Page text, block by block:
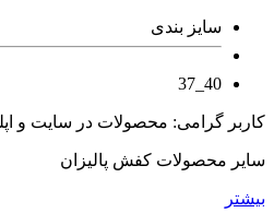
سایز بندی
40_37
کاربر گرامی: محصولات در سایت و
سایر محصولات کفش پالیزان
بیشتر